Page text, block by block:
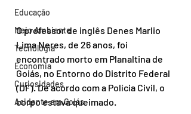
Educação
Meio Ambiente
Tecnologia
Economia
Curiosidades
Acidente em Goiás
O professor de inglês Denes Marlio
Lima Neres, de 26 anos, foi
encontrado morto em Planaltina de
Goiás, no Entorno do Distrito Federal
(DF). De acordo com a Polícia Civil, o
corpo estava queimado.